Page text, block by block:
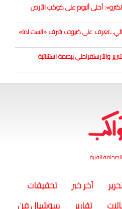
أحلى ألبوم على كوكب الأرض
على ضيوف شرف «الست لما»
والأرستقراطي ببصمة استثنائية
الفنية
آخر خبر
تحقيقات
تقارير سوشيال فن